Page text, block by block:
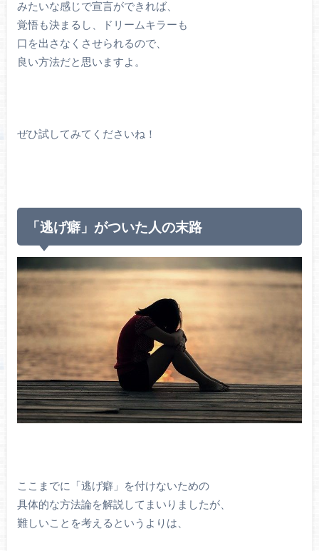
みたいな感じで宣言ができれば、
覚悟も決まるし、ドリームキラーも
口を出さなくさせられるので、
良い方法だと思いますよ。
ぜひ試してみてくださいね！
「逃げ癖」がついた人の末路
ここまでに「逃げ癖」を付けないための
具体的な方法論を解説してまいりましたが、
難しいことを考えるというよりは、